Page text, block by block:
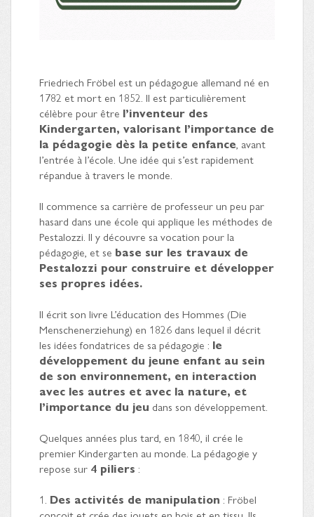
Friedriech Fröbel est un pédagogue allemand né en
1782 et mort en 1852. Il est particulièrement
célèbre pour être l’inventeur des
Kindergarten, valorisant l’importance de
la pédagogie dès la petite enfance , avant
l’entrée à l’école. Une idée qui s’est rapidement
répandue à travers le monde.
Il commence sa carrière de professeur un peu par
hasard dans une école qui applique les méthodes de
Pestalozzi. Il y découvre sa vocation pour la
pédagogie, et se base sur les travaux de
Pestalozzi pour construire et développer
ses propres idées.
Il écrit son livre L’éducation des Hommes (Die
Menschenerziehung) en 1826 dans lequel il décrit
les idées fondatrices de sa pédagogie : le
développement du jeune enfant au sein
de son environnement, en interaction
avec les autres et avec la nature, et
l’importance du jeu dans son développement.
Quelques années plus tard, en 1840, il crée le
premier Kindergarten au monde. La pédagogie y
repose sur 4 piliers :
1. Des activités de manipulation : Fröbel